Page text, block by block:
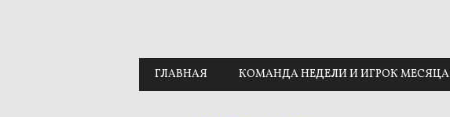
Main menu
Skip to content
ГЛАВНАЯ КОМАНДА НЕДЕЛИ И ИГРОК МЕСЯЦА